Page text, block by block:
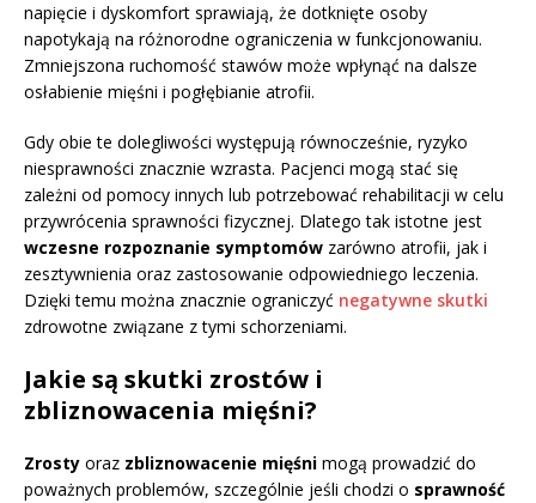
napięcie i dyskomfort sprawiają, że dotknięte osoby
napotykają na różnorodne ograniczenia w funkcjonowaniu.
Zmniejszona ruchomość stawów może wpłynąć na dalsze
osłabienie mięśni i pogłębianie atrofii.
Gdy obie te dolegliwości występują równocześnie, ryzyko
niesprawności znacznie wzrasta. Pacjenci mogą stać się
zależni od pomocy innych lub potrzebować rehabilitacji w celu
przywrócenia sprawności fizycznej. Dlatego tak istotne jest
wczesne rozpoznanie symptomów zarówno atrofii, jak i
zesztywnienia oraz zastosowanie odpowiedniego leczenia.
Dzięki temu można znacznie ograniczyć negatywne skutki
zdrowotne związane z tymi schorzeniami.
Jakie są skutki zrostów i
zbliznowacenia mięśni?
Zrosty oraz zbliznowacenie mięśni mogą prowadzić do
poważnych problemów, szczególnie jeśli chodzi o sprawność